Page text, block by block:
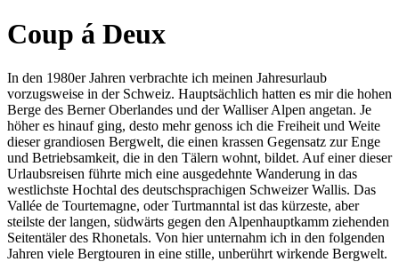
Coup á Deux
In den 1980er Jahren verbrachte ich meinen Jahresurlaub
vorzugsweise in der Schweiz. Hauptsächlich hatten es mir die hohen
Berge des Berner Oberlandes und der Walliser Alpen angetan. Je
höher es hinauf ging, desto mehr genoss ich die Freiheit und Weite
dieser grandiosen Bergwelt, die einen krassen Gegensatz zur Enge
und Betriebsamkeit, die in den Tälern wohnt, bildet. Auf einer dieser
Urlaubsreisen führte mich eine ausgedehnte Wanderung in das
westlichste Hochtal des deutschsprachigen Schweizer Wallis. Das
Vallée de Tourtemagne, oder Turtmanntal ist das kürzeste, aber
steilste der langen, südwärts gegen den Alpenhauptkamm ziehenden
Seitentäler des Rhonetals. Von hier unternahm ich in den folgenden
Jahren viele Bergtouren in eine stille, unberührt wirkende Bergwelt.